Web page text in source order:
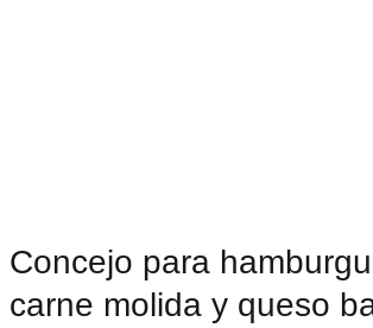
Concejo para
carne molida y queso